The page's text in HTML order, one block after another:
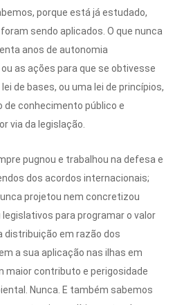
porque está já estudado,
sendo aplicados. O que nunca
anos de autonomia
as ações para que se obtivesse
de bases, ou uma lei de princípios,
conhecimento público e
via da legislação.
pugnou e trabalhou na defesa e
dos acordos internacionais;
projetou nem concretizou
para programar o valor
distribuição em razão dos
a sua aplicação nas ilhas em
maior contributo e perigosidade
Nunca. E também sabemos